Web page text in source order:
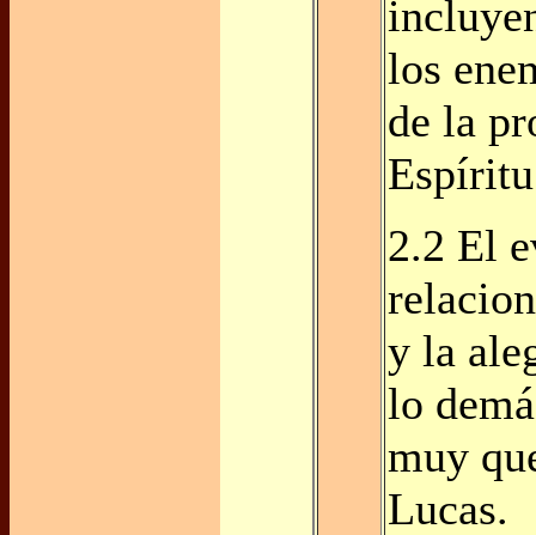
los
de la
2.2 El
y la
lo
muy
Lucas.